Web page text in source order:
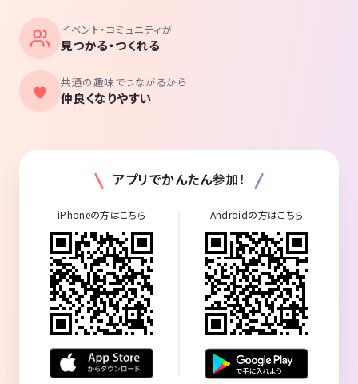
イベント・コミュニティが
見つかる・つくれる
共通の趣味でつながるから
仲良くなりやすい
アプリでかんたん参加！
iPhoneの方はこちら Androidの方はこちら